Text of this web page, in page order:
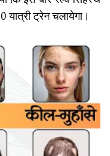
यात्री ट्रेन चलायेगा।